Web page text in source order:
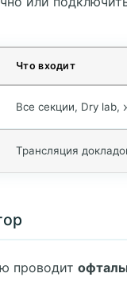
Что входит
Все секции, Dry lab,
Трансляция
проводит